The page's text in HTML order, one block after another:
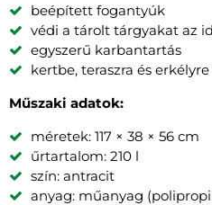
beépített fogantyúk
védi a tárolt tárgyakat az
egyszerű karbantartás
kertbe, teraszra és
Műszaki adatok:
méretek: 117 × 38 × 56 cm
űrtartalom: 210 l
szín: antracit
anyag: műanyag